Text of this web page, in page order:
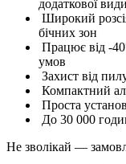
додаткової
Широкий
бічних зон
Працює від -
умов
Захист від
Компактний
Проста
До 30 000
Не зволікай —